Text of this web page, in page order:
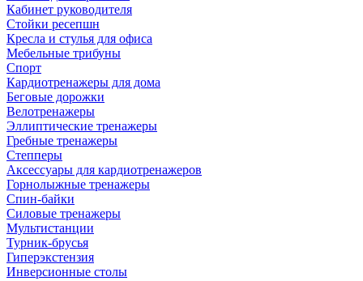
Кабинет руководителя
Стойки ресепшн
Кресла и стулья для офиса
Мебельные трибуны
Спорт
Кардиотренажеры для дома
Беговые дорожки
Велотренажеры
Эллиптические тренажеры
Гребные тренажеры
Степперы
Аксессуары для кардиотренажеров
Горнолыжные тренажеры
Спин-байки
Силовые тренажеры
Мультистанции
Турник-брусья
Гиперэкстензия
Инверсионные столы